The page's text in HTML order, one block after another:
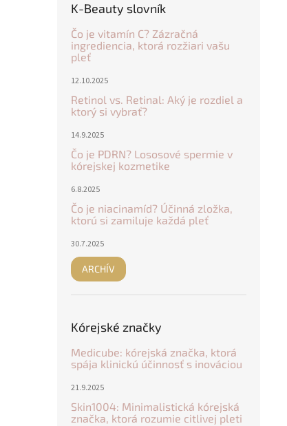
K-Beauty slovník
Čo je vitamín C? Zázračná
ingrediencia, ktorá rozžiari vašu
pleť
12.10.2025
Retinol vs. Retinal: Aký je rozdiel a
ktorý si vybrať?
14.9.2025
Čo je PDRN? Lososové spermie v
kórejskej kozmetike
6.8.2025
Čo je niacinamíd? Účinná zložka,
ktorú si zamiluje každá pleť
30.7.2025
ARCHÍV
Kórejské značky
Medicube: kórejská značka, ktorá
spája klinickú účinnosť s inováciou
21.9.2025
Skin1004: Minimalistická kórejská
značka, ktorá rozumie citlivej pleti